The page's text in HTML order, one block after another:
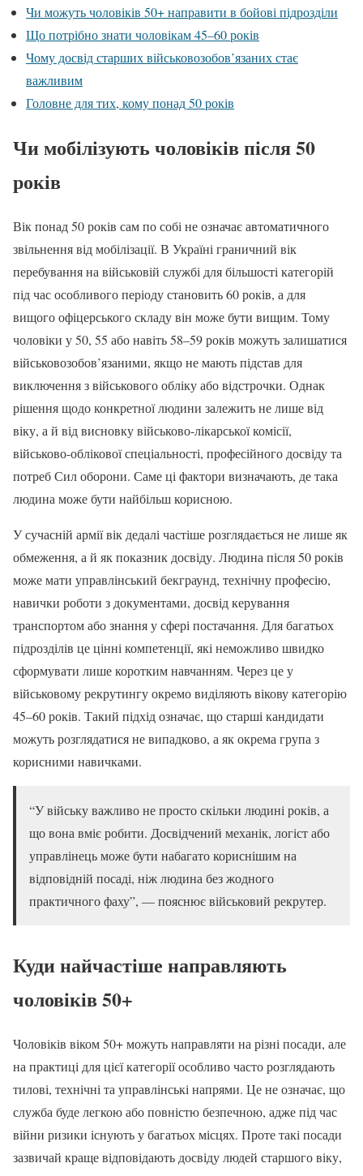
Чи можуть чоловіків 50+ направити в бойові підрозділи
Що потрібно знати чоловікам 45–60 років
Чому досвід старших військовозобов’язаних стає
важливим
Головне для тих, кому понад 50 років
Чи мобілізують чоловіків після 50
років
Вік понад 50 років сам по собі не означає автоматичного
звільнення від мобілізації. В Україні граничний вік
перебування на військовій службі для більшості категорій
під час особливого періоду становить 60 років, а для
вищого офіцерського складу він може бути вищим. Тому
чоловіки у 50, 55 або навіть 58–59 років можуть залишатися
військовозобов’язаними, якщо не мають підстав для
виключення з військового обліку або відстрочки. Однак
рішення щодо конкретної людини залежить не лише від
віку, а й від висновку військово-лікарської комісії,
військово-облікової спеціальності, професійного досвіду та
потреб Сил оборони. Саме ці фактори визначають, де така
людина може бути найбільш корисною.
У сучасній армії вік дедалі частіше розглядається не лише як
обмеження, а й як показник досвіду. Людина після 50 років
може мати управлінський бекграунд, технічну професію,
навички роботи з документами, досвід керування
транспортом або знання у сфері постачання. Для багатьох
підрозділів це цінні компетенції, які неможливо швидко
сформувати лише коротким навчанням. Через це у
військовому рекрутингу окремо виділяють вікову категорію
45–60 років. Такий підхід означає, що старші кандидати
можуть розглядатися не випадково, а як окрема група з
корисними навичками.
“У війську важливо не просто скільки людині років, а
що вона вміє робити. Досвідчений механік, логіст або
управлінець може бути набагато кориснішим на
відповідній посаді, ніж людина без жодного
практичного фаху”, — пояснює військовий рекрутер.
Куди найчастіше направляють
чоловіків 50+
Чоловіків віком 50+ можуть направляти на різні посади, але
на практиці для цієї категорії особливо часто розглядають
тилові, технічні та управлінські напрями. Це не означає, що
служба буде легкою або повністю безпечною, адже під час
війни ризики існують у багатьох місцях. Проте такі посади
зазвичай краще відповідають досвіду людей старшого віку,